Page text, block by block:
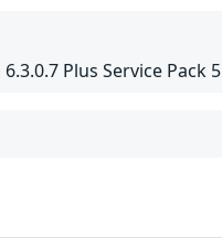
Plus Service Pack 5